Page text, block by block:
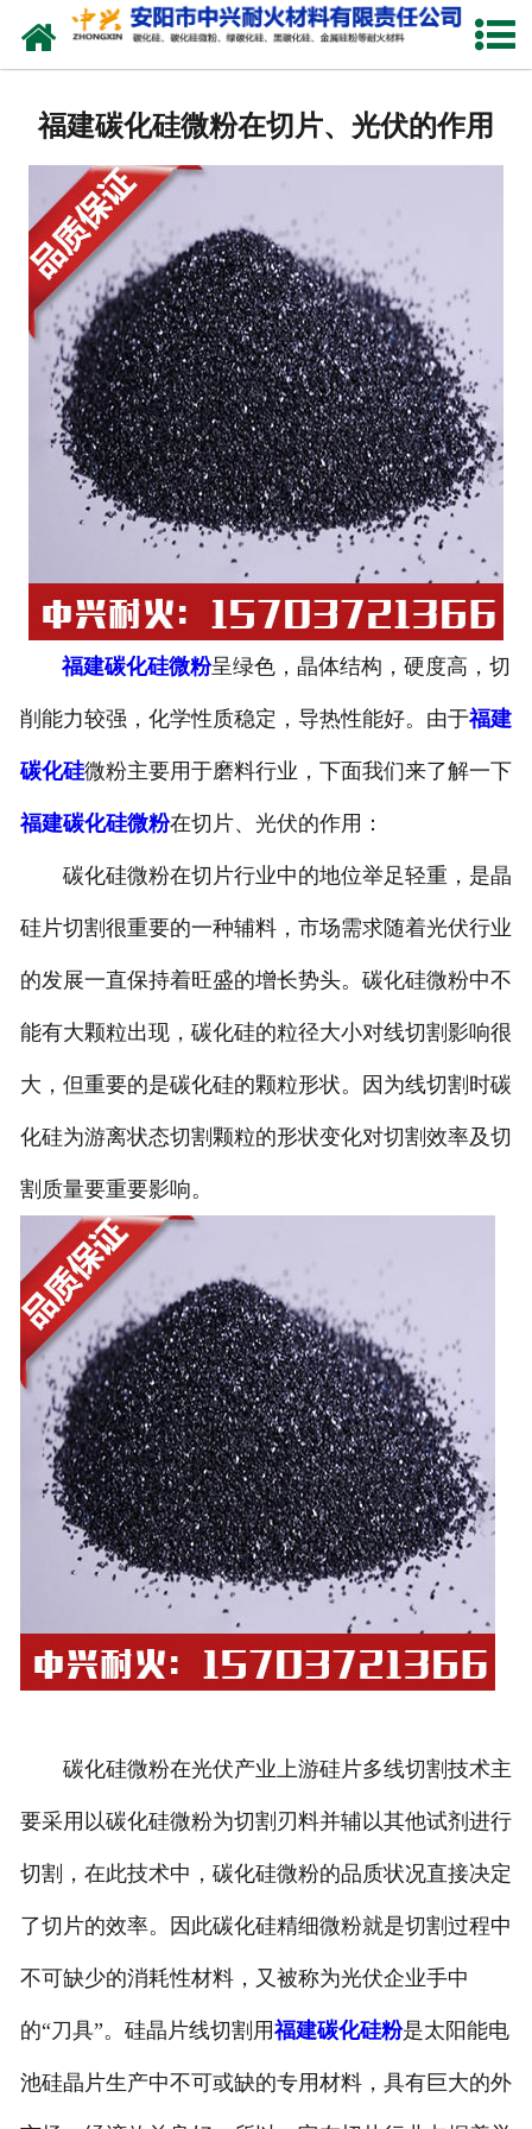
网站首页
厂容厂貌
联系我们
福建碳化硅微粉在切片、光伏的作用
福建碳化硅微粉呈绿色，晶体结构，硬度高，切
削能力较强，化学性质稳定，导热性能好。由于福建
碳化硅微粉主要用于磨料行业，下面我们来了解一下
福建碳化硅微粉在切片、光伏的作用：
碳化硅微粉在切片行业中的地位举足轻重，是晶
硅片切割很重要的一种辅料，市场需求随着光伏行业
的发展一直保持着旺盛的增长势头。碳化硅微粉中不
能有大颗粒出现，碳化硅的粒径大小对线切割影响很
大，但重要的是碳化硅的颗粒形状。因为线切割时碳
化硅为游离状态切割颗粒的形状变化对切割效率及切
割质量要重要影响。
碳化硅微粉在光伏产业上游硅片多线切割技术主
要采用以碳化硅微粉为切割刃料并辅以其他试剂进行
切割，在此技术中，碳化硅微粉的品质状况直接决定
了切片的效率。因此碳化硅精细微粉就是切割过程中
不可缺少的消耗性材料，又被称为光伏企业手中
的“刀具”。硅晶片线切割用福建碳化硅粉是太阳能电
池硅晶片生产中不可或缺的专用材料，具有巨大的外